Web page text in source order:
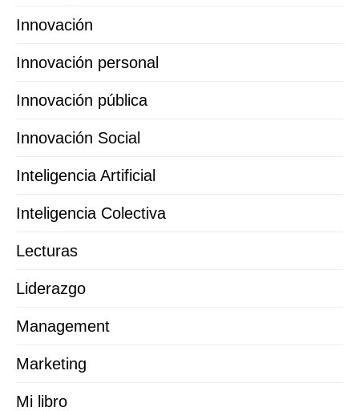
Innovación
Innovación personal
Innovación pública
Innovación Social
Inteligencia Artificial
Inteligencia Colectiva
Lecturas
Liderazgo
Management
Marketing
Mi libro